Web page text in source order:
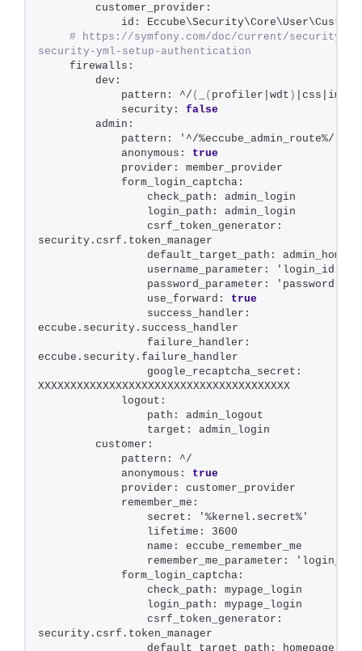
        customer_provider:
id:
# https://symfony.com/doc/current/
security-yml-setup-authentication
    firewalls:
        dev:
            pattern: ^/
( ( profiler|wdt )
            security:
false
        admin:
            pattern: '^/%eccube_admin_route%/'
            anonymous:
true
            provider: member_provider
            form_login_captcha:
                check_path: admin_login
                login_path: admin_login
                csrf_token_generator:
security.csrf.token_manager
default_target_path:
                username_parameter: 'login_id'
                password_parameter: 'password'
                use_forward:
true
                success_handler:
eccube.security.success_handler
                failure_handler:
eccube.security.failure_handler
                google_recaptcha_secret:
XXXXXXXXXXXXXXXXXXXXXXXXXXXXXXXXXXXXXXX
            logout:
                path: admin_logout
                target: admin_login
        customer:
            pattern: ^/
            anonymous:
true
            provider: customer_provider
            remember_me:
                secret: '%kernel.secret%'
                lifetime: 3600
                name: eccube_remember_me
remember_me_parameter:
            form_login_captcha:
                check_path: mypage_login
                login_path: mypage_login
                csrf_token_generator:
security.csrf.token_manager
                default_target_path: homepage